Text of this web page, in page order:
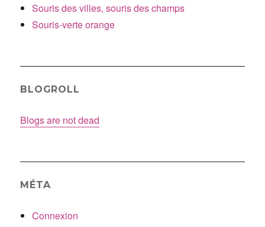
Souris des villes, souris des champs
Souris-verte orange
BLOGROLL
Blogs are not dead
MÉTA
Connexion